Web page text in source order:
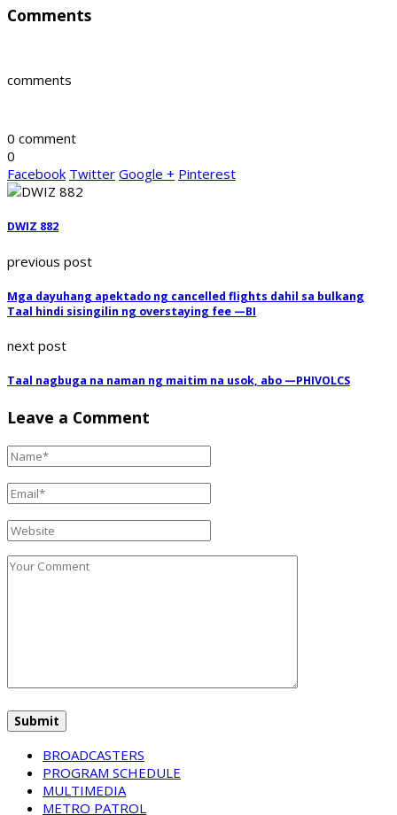
Comments
comments
0 comment
0
Facebook Twitter Google + Pinterest
DWIZ 882
previous post
Mga dayuhang apektado ng cancelled flights dahil sa bulkang
Taal hindi sisingilin ng overstaying fee —BI
next post
Taal nagbuga na naman ng maitim na usok, abo —PHIVOLCS
Leave a Comment
BROADCASTERS
PROGRAM SCHEDULE
MULTIMEDIA
METRO PATROL